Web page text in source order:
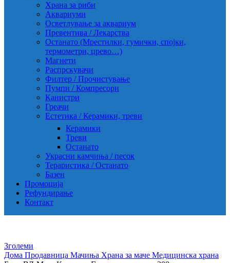
Храна за риби
Аквариуми
Осветлување за аквариум
Превентива / Лекарства
Останато (Мрестилки, гумички, спојки,
термометри, црево…)
Магнети
Распрскувачи
Филтер / Прочистување
Пумпи / Компресори
Канистри
Греачи
Естетика / Керамики, треви
Керамики
Треви
Останато
Украсни камчиња / песок
Тераристика / Останато
Базен
Промоција
Рефундирање
Контакт
Зголеми
Дома Продавница Мачиња Храна за маче Медицинска храна